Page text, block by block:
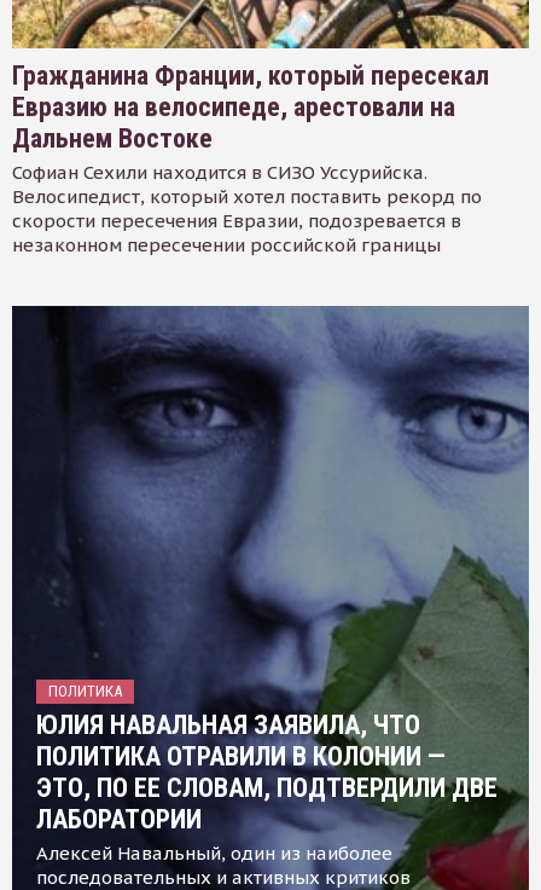
Гражданина Франции, который пересекал
Евразию на велосипеде, арестовали на
Дальнем Востоке
Софиан Сехили находится в СИЗО Уссурийска.
Велосипедист, который хотел поставить рекорд по
скорости пересечения Евразии, подозревается в
незаконном пересечении российской границы
ПОЛИТИКА
ЮЛИЯ НАВАЛЬНАЯ ЗАЯВИЛА, ЧТО
ПОЛИТИКА ОТРАВИЛИ В КОЛОНИИ —
ЭТО, ПО ЕЕ СЛОВАМ, ПОДТВЕРДИЛИ ДВЕ
ЛАБОРАТОРИИ
Алексей Навальный, один из наиболее
последовательных и активных критиков